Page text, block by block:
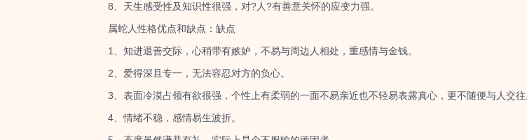
8、天生感受性及知识性很强，对?人?有善意关怀的应变力强。
属蛇人性格优点和缺点：缺点
1、知进退善交际，心稍带有嫉妒，不易与周边人相处，重感情与金钱。
2、爱得深且专一，无法容忍对方的负心。
3、表面冷漠占领有欲很强，个性上有柔弱的一面不易亲近也不轻易表露真心，更不随便与人交往
4、情绪不稳，感情易生波折。